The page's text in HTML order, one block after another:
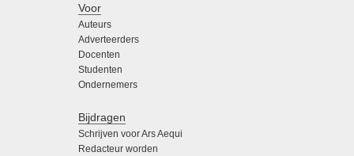
Voor
Auteurs
Adverteerders
Docenten
Studenten
Ondernemers
Bijdragen
Schrijven voor Ars Aequi
Redacteur worden